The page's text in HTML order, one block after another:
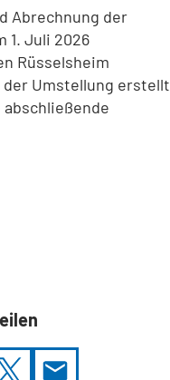
Abrechnung der
1. Juli 2026
Rüsselsheim
Umstellung erstellt